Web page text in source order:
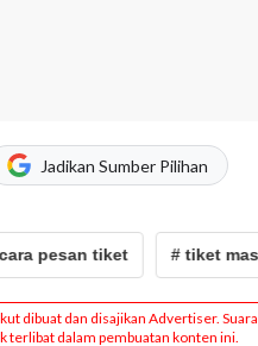
Jadikan Sumber Pilihan
pesan tiket # tiket masuk